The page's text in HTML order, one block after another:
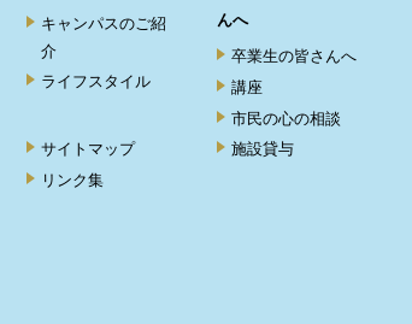
キャンパスのご紹
介
ライフスタイル
サイトマップ
リンク集
んへ
卒業生の皆さんへ
講座
市民の心の相談
施設貸与